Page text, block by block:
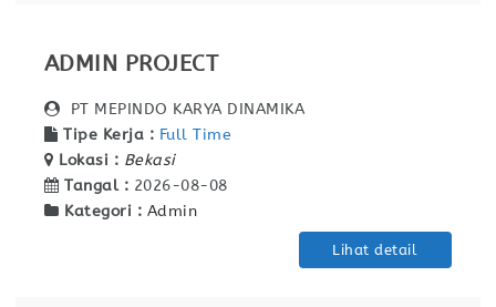
ADMIN PROJECT
PT MEPINDO KARYA DINAMIKA
Tipe Kerja : Full Time
Lokasi : Bekasi
Tangal : 2026-08-08
Kategori : Admin
Lihat detail